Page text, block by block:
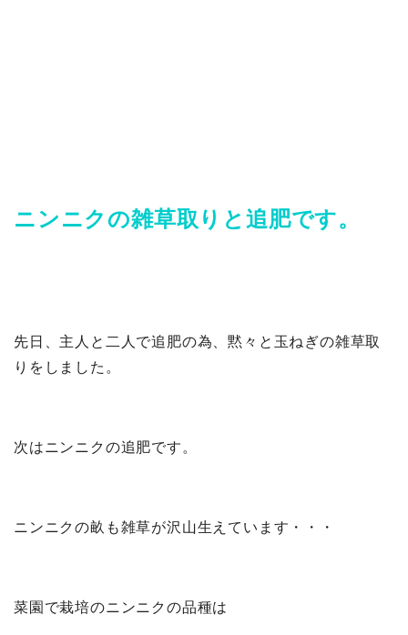
ニンニクの雑草取りと追肥です。
先日、主人と二人で追肥の為、黙々と玉ねぎの雑草取
りをしました。
次はニンニクの追肥です。
ニンニクの畝も雑草が沢山生えています・・・
菜園で栽培のニンニクの品種は